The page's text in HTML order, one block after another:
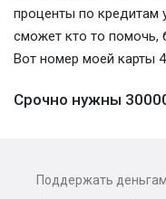
проценты по кредитам
сможет кто то помочь,
Вот номер моей карты
Срочно нужны
Поддержать